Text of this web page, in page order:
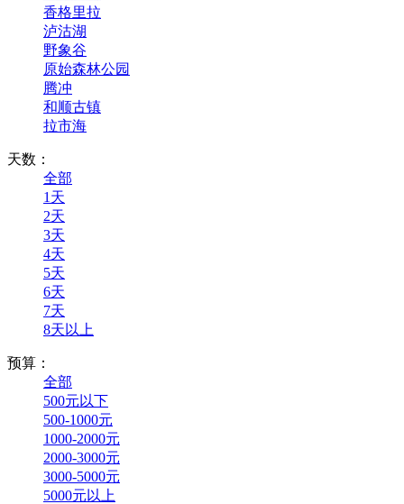
香格里拉
泸沽湖
野象谷
原始森林公园
腾冲
和顺古镇
拉市海
天数：
全部
1天
2天
3天
4天
5天
6天
7天
8天以上
预算：
全部
500元以下
500-1000元
1000-2000元
2000-3000元
3000-5000元
5000元以上